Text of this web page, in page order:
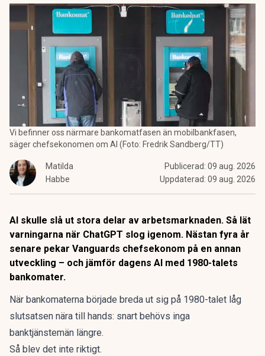
Vi befinner oss närmare bankomatfasen än mobilbankfasen,
säger chefsekonomen om AI (Foto: Fredrik Sandberg/TT)
Matilda
Habbe
Publicerad: 09 aug. 2026
Uppdaterad: 09 aug. 2026
AI skulle slå ut stora delar av arbetsmarknaden. Så lät
varningarna när ChatGPT slog igenom. Nästan fyra år
senare pekar Vanguards chefsekonom på en annan
utveckling – och jämför dagens AI med 1980-talets
bankomater.
När bankomaterna började breda ut sig på 1980-talet låg
slutsatsen nära till hands: snart behövs inga
banktjänstemän längre.
Så blev det inte riktigt.